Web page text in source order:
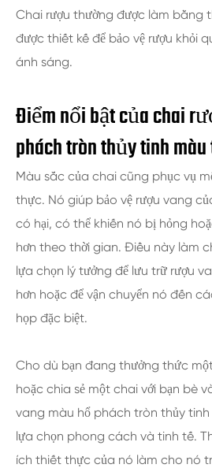
Chai rượu thường được làm bằng
được thiết kế để bảo vệ rượu khỏi
ánh sáng.
Điểm nổi bật của chai
phách tròn thủy tinh
Màu sắc của chai cũng phục vụ
thực. Nó giúp bảo vệ rượu vang
có hại, có thể khiến nó bị hỏng
hơn theo thời gian. Điều này làm
lựa chọn lý tưởng để lưu trữ rượu
hơn hoặc để vận chuyển nó đến
họp đặc biệt.
Cho dù bạn đang thưởng thức
hoặc chia sẻ một chai với bạn bè
vang màu hổ phách tròn thủy
lựa chọn phong cách và tinh tế.
ích thiết thực của nó làm cho nó